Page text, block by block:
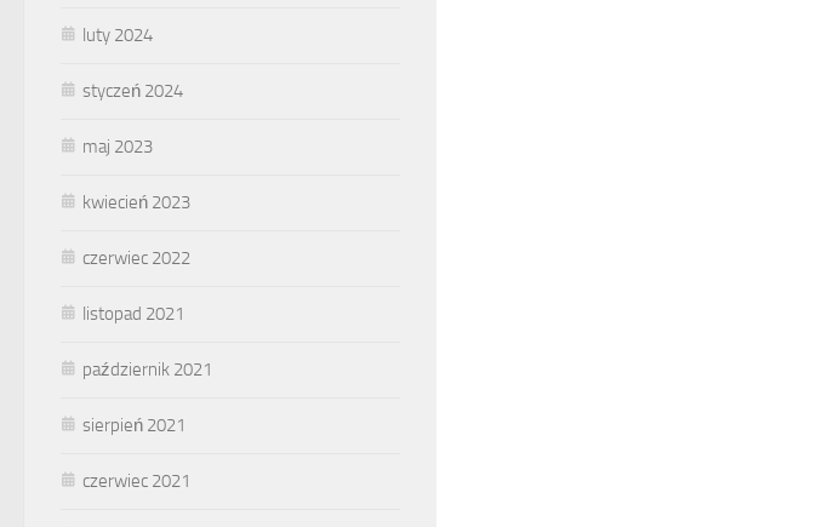
luty 2024
styczeń 2024
maj 2023
kwiecień 2023
czerwiec 2022
listopad 2021
październik 2021
sierpień 2021
czerwiec 2021